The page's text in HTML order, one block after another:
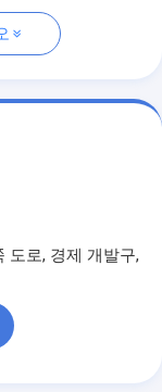
도로, 경제 개발구,